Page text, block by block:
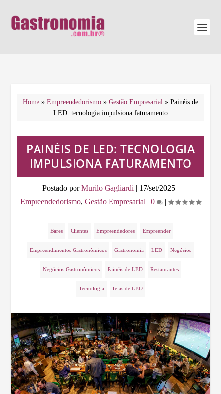
Home » Empreendedorismo » Gestão Empresarial » Painéis de
LED: tecnologia impulsiona faturamento
PAINÉIS DE LED: TECNOLOGIA
IMPULSIONA FATURAMENTO
Postado porMurilo Gagliardi | 17/set/2025 |
Empreendedorismo, Gestão Empresarial | 0 |
Bares Clientes Empreendedores Empreender
Empreendimentos Gastronômicos Gastronomia LED Negócios
Negócios Gastronômicos Painéis de LED Restaurantes
Tecnologia Telas de LED